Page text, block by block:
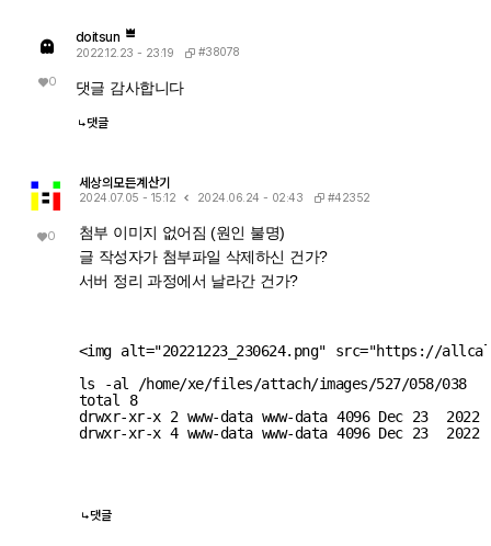
0
doitsun
2022.12.23 - 23:19 #38078
댓글 감사합니다
댓글
0
세상의모든계산기
2024.07.05 - 15:12 2024.06.24 - 02:43 #42352
첨부 이미지 없어짐 (원인 불명)
글 작성자가 첨부파일 삭제하신 건가?
서버 정리 과정에서 날라간 건가?
<img alt="20221223_230624.png" src="https://
ls -al /home/xe/files/attach/images/527/058/038
total 8
drwxr-xr-x 2 www-data www-data 4096 Dec 23  2022
drwxr-xr-x 4 www-data www-data 4096 Dec 23
댓글